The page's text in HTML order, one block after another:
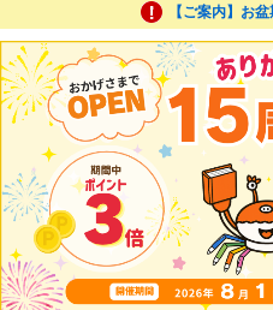
【ご案内】お